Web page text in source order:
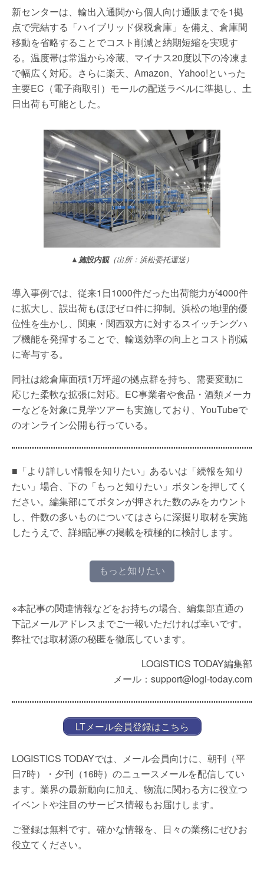
新センターは、輸出入通関から個人向け通販までを1拠
点で完結する「ハイブリッド保税倉庫」を備え、倉庫間
移動を省略することでコスト削減と納期短縮を実現す
る。温度帯は常温から冷蔵、マイナス20度以下の冷凍ま
で幅広く対応。さらに楽天、Amazon、Yahoo!といった
主要EC（電子商取引）モールの配送ラベルに準拠し、土
日出荷も可能とした。
▲施設内観（出所：浜松委托運送）
導入事例では、従来1日1000件だった出荷能力が4000件
に拡大し、誤出荷もほぼゼロ件に抑制。浜松の地理的優
位性を生かし、関東・関西双方に対するスイッチングハ
ブ機能を発揮することで、輸送効率の向上とコスト削減
に寄与する。
同社は総倉庫面積1万坪超の拠点群を持ち、需要変動に
応じた柔軟な拡張に対応。EC事業者や食品・酒類メーカ
ーなどを対象に見学ツアーも実施しており、YouTubeで
のオンライン公開も行っている。
■「より詳しい情報を知りたい」あるいは「続報を知り
たい」場合、下の「もっと知りたい」ボタンを押してく
ださい。編集部にてボタンが押された数のみをカウント
し、件数の多いものについてはさらに深掘り取材を実施
したうえで、詳細記事の掲載を積極的に検討します。
もっと知りたい
※本記事の関連情報などをお持ちの場合、編集部直通の
下記メールアドレスまでご一報いただければ幸いです。
弊社では取材源の秘匿を徹底しています。
LOGISTICS TODAY編集部
メール：support@logi-today.com
LTメール会員登録はこちら
LOGISTICS TODAYでは、メール会員向けに、朝刊（平
日7時）・夕刊（16時）のニュースメールを配信してい
ます。業界の最新動向に加え、物流に関わる方に役立つ
イベントや注目のサービス情報もお届けします。
ご登録は無料です。確かな情報を、日々の業務にぜひお
役立てください。